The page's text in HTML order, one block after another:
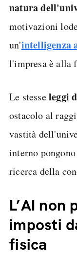
natura
motivazioni
un'intelligenza
l'impresa è alla
Le stesseleggi
ostacolo al
vastità
interno
ricerca della
L’AI
imposti
fisica